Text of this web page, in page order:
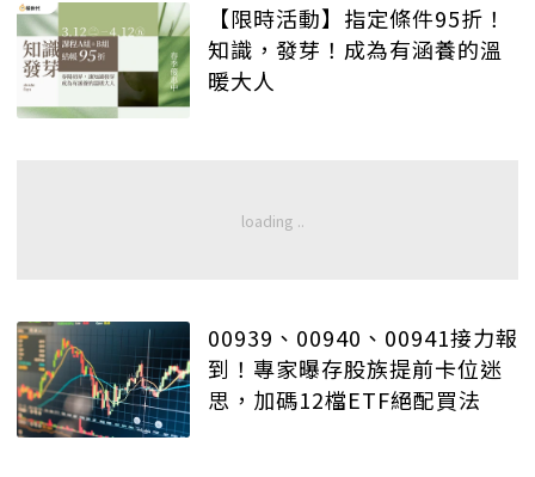
【限時活動】指定條件95折！
知識，發芽！成為有涵養的溫
暖大人
00939、00940、00941接力報
到！專家曝存股族提前卡位迷
思，加碼12檔ETF絕配買法